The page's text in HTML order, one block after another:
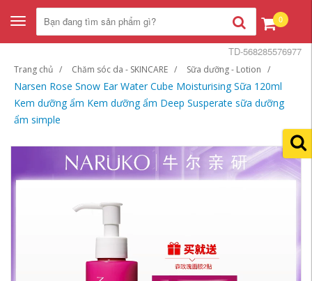
Toggle
navigation
0
Trang chủ Chăm sóc da - SKINCARE Sữa dưỡng - Lotion
Narsen Rose Snow Ear Water Cube Moisturising Sữa 120ml
Kem dưỡng ẩm Kem dưỡng ẩm Deep Susperate sữa dưỡng
ẩm simple
TD-568285576977